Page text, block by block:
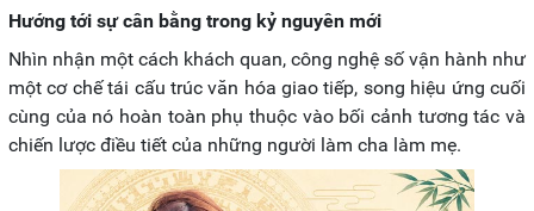
Hướng tới sự cân bằng trong kỷ nguyên mới
Nhìn nhận một cách khách quan, công nghệ số vận hành như
một cơ chế tái cấu trúc văn hóa giao tiếp, song hiệu ứng cuối
cùng của nó hoàn toàn phụ thuộc vào bối cảnh tương tác và
chiến lược điều tiết của những người làm cha làm mẹ.